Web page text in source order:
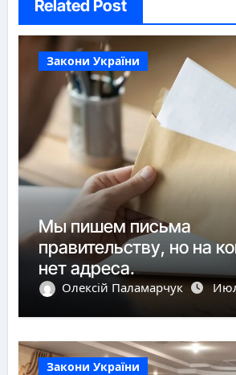
Related Post
Закони України
Мы пишем письма
правительству, но на
нет адреса.
Олексій Паламарчук
Закони України